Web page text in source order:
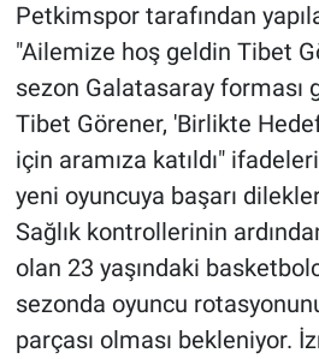
Petkimspor tarafından
"Ailemize hoş geldin Tibet
sezon Galatasaray forması
Tibet Görener, 'Birlikte
için aramıza katıldı"
yeni oyuncuya başarı
Sağlık kontrollerinin
olan 23 yaşındaki
sezonda oyuncu
parçası olması bekleniyor.